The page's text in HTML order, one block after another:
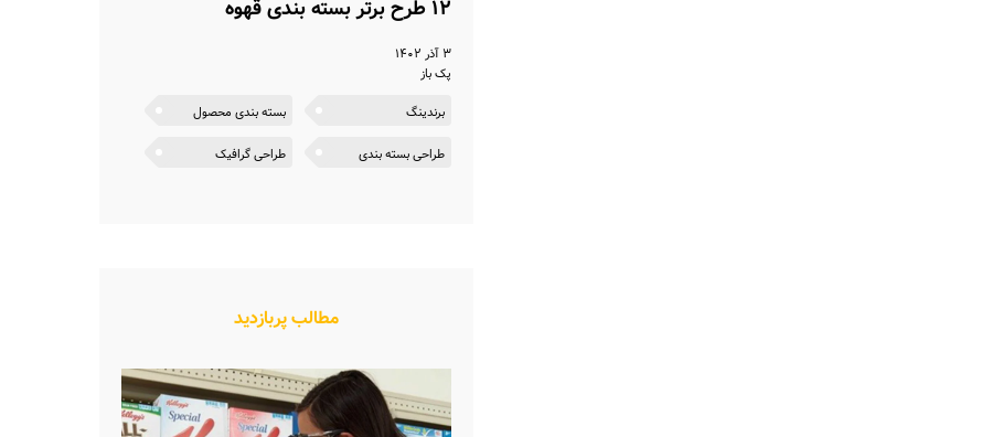
۱۲ طرح برتر بسته بندی قهوه
۳ آذر ۱۴۰۲
پک باز
برندینگ
بسته بندی محصول
طراحی بسته بندی طراحی گرافیک
مطالب پربازدید